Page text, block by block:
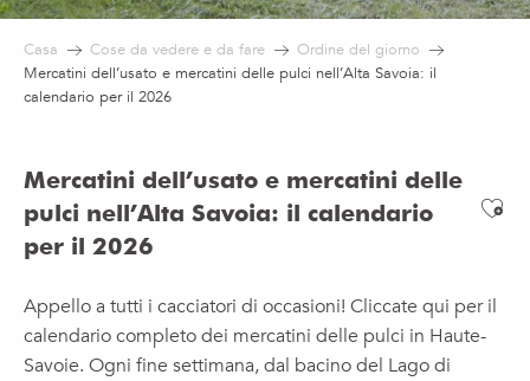
Casa Cose da vedere e da fare
Ordine del giorno
Mercatini dell’usato e mercatini delle pulci nell’Alta Savoia: il
calendario per il 2026
Mercatini dell’usato e mercatini delle
pulci nell’Alta Savoia: il calendario
per il 2026
Appello a tutti i cacciatori di occasioni! Cliccate qui per il
calendario completo dei mercatini delle pulci in Haute-
Savoie. Ogni fine settimana, dal bacino del Lago di